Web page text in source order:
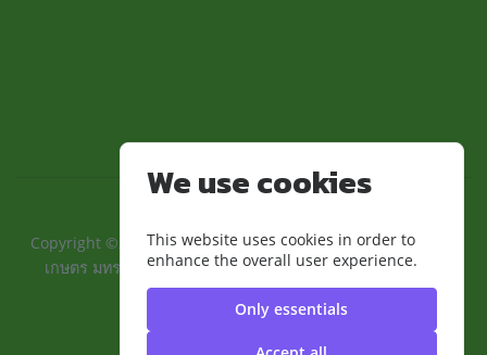
We use cookies
This website uses cookies in order to
enhance the overall user experience.
Only essentials
Copyright ©2024 ::คณะเทคโนโลยีการเกษตรและอุตสาหกรรม
เกษตร มทร.สุวรรณภูมิ:: | มหาวิทยาลัยเทคโนโลยีราชมงคล
สุวรรณภูมิ